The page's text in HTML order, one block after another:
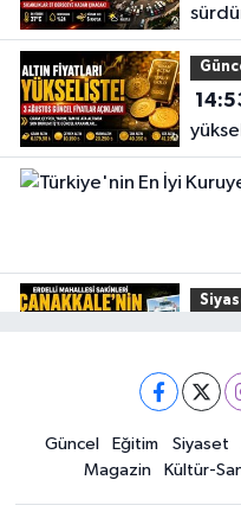
CUMHURIYET MAHALLESI
TRENYOLU ARASI
0 (236) 715 52 32 Yol
Gülden Eczanesi
NAMIK KEMAL MAHALLESI
İŞ BANKASI YANI
Güncel Eğitim Siyaset
Magazin
Kültür-